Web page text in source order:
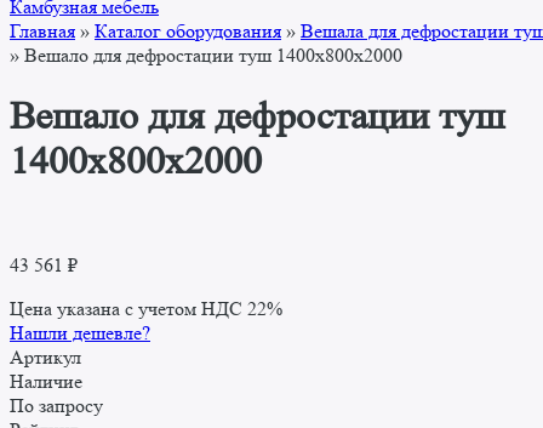
Камбузная мебель
Главная » Каталог оборудования » Вешала для дефростации
» Вешало для дефростации туш 1400x800x2000
Вешало для дефростации туш
1400x800x2000
43 561 ₽
Цена указана с учетом НДС 22%
Нашли дешевле?
Артикул
Наличие
По запросу